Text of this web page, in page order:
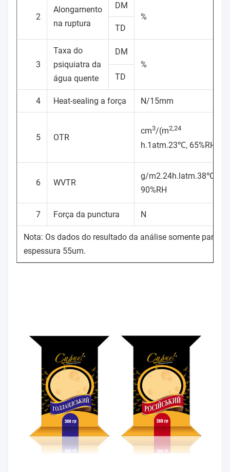
2
Alongamento
na ruptura
DM
%
TD
3
Taxa do
psiquiatra da
água quente
DM
%
TD
4 Heat-sealing a força N/15mm
5 OTR
cm3/(m2,24
h.1atm.23℃, 65%RH
6 WVTR
g/m2.24h.latm.38℃,
90%RH
7 Força da punctura N
Nota: Os dados do resultado da análise somente para a
espessura 55um.